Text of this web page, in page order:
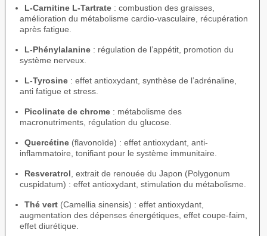
L-Carnitine L-Tartrate : combustion des graisses,
amélioration du métabolisme cardio-vasculaire, récupération
après fatigue.
L-Phénylalanine : régulation de l’appétit, promotion du
système nerveux.
L-Tyrosine : effet antioxydant, synthèse de l’adrénaline,
anti fatigue et stress.
Picolinate de chrome : métabolisme des
macronutriments, régulation du glucose.
Quercétine (flavonoïde) : effet antioxydant, anti-
inflammatoire, tonifiant pour le système immunitaire.
Resveratrol, extrait de renouée du Japon (Polygonum
cuspidatum) : effet antioxydant, stimulation du métabolisme.
Thé vert (Camellia sinensis) : effet antioxydant,
augmentation des dépenses énergétiques, effet coupe-faim,
effet diurétique.